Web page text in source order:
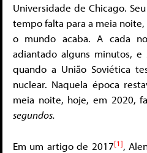
Universidade de Chicago.
tempo falta para a meia
o mundo acaba. A cada
adiantado alguns minutos,
quando a União Soviética
nuclear. Naquela época
meia noite, hoje, em 2020,
segundos.
Em um artigo de 2017[1],